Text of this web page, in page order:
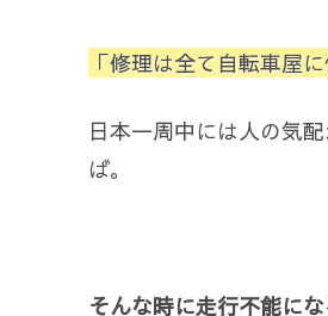
「修理は全て自転車屋
日本一周中には人の気
ば。
そんな時に走行不能に